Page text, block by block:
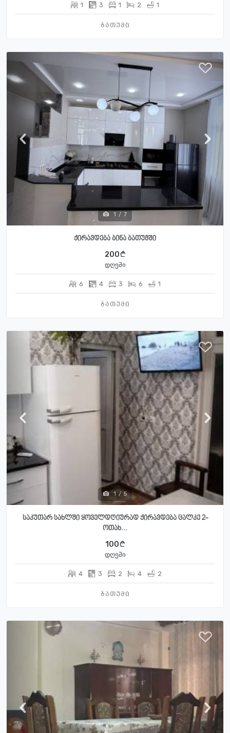
1 3 1 2 1
ბათუმი
1 / 7
ქირავდება ბინა ბათუმში
200
დღეში
6 4 3 6 1
ბათუმი
1 / 5
საკუთარ სახლში ყოველდღიურად ქირავდება ცალკე 2-
ოთახ...
100
დღეში
4 3 2 4 2
ბათუმი